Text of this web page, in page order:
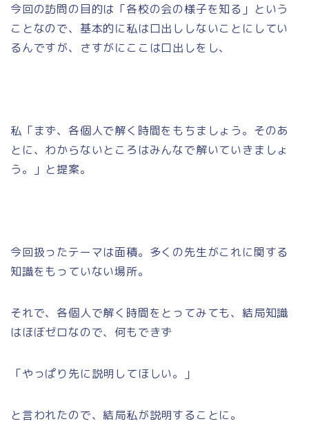
今回の訪問の目的は「各校の会の様子を知る」という
ことなので、基本的に私は口出ししないことにしてい
るんですが、さすがにここは口出しをし、
私「まず、各個人で解く時間をもちましょう。そのあ
とに、わからないところはみんなで解いていきましょ
う。」と提案。
今回扱ったテーマは面積。多くの先生がこれに関する
知識をもっていない場所。
それで、各個人で解く時間をとってみても、結局知識
はほぼゼロなので、何もできず
「やっぱり先に説明してほしい。」
と言われたので、結局私が説明することに。